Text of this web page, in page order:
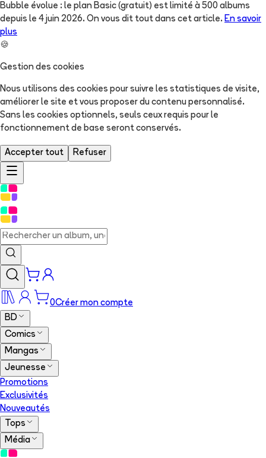
Bubble évolue : le plan Basic (gratuit) est limité à 500 albums
depuis le 4 juin 2026. On vous dit tout dans cet article. En savoir
plus
🍪
Gestion des cookies
Nous utilisons des cookies pour suivre les statistiques de visite,
améliorer le site et vous proposer du contenu personnalisé.
Sans les cookies optionnels, seuls ceux requis pour le
fonctionnement de base seront conservés.
Accepter tout Refuser
0Créer mon compte
BD
Comics
Mangas
Jeunesse
Promotions
Exclusivités
Nouveautés
Tops
Média